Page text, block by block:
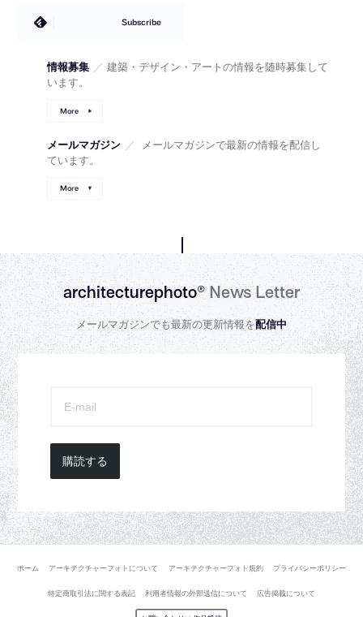
Subscribe
情報募集 ／ 建築・デザイン・アートの情報を随時募集して
います。
More
メールマガジン ／
メールマガジンで最新の情報を配信し
ています。
More
architecturephoto®News Letter
メールマガジンでも最新の更新情報を配信中
購読する
ホーム アーキテクチャーフォトについて アーキテクチャーフォト規約 プライバシーポリシー
特定商取引法に関する表記 利用者情報の外部送信について 広告掲載について